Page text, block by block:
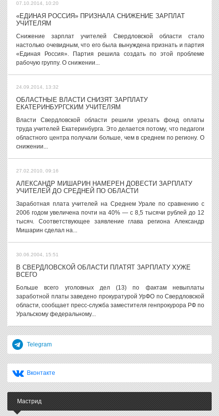
07.10.2014, 10:20
«ЕДИНАЯ РОССИЯ» ПРИЗНАЛА СНИЖЕНИЕ ЗАРПЛАТ
УЧИТЕЛЯМ
Снижение зарплат учителей Свердловской области стало
настолько очевидным, что его была вынуждена признать и партия
«Единая Россия». Партия решила создать по этой проблеме
рабочую группу. О снижении...
24.09.2014, 13:32
ОБЛАСТНЫЕ ВЛАСТИ СНИЗЯТ ЗАРПЛАТУ
ЕКАТЕРИНБУРГСКИМ УЧИТЕЛЯМ
Власти Свердловской области решили урезать фонд оплаты
труда учителей Екатеринбурга. Это делается потому, что педагоги
областного центра получали больше, чем в среднем по региону. О
снижении...
27.02.2010, 09:16
АЛЕКСАНДР МИШАРИН НАМЕРЕН ДОВЕСТИ ЗАРПЛАТУ
УЧИТЕЛЕЙ ДО СРЕДНЕЙ ПО ОБЛАСТИ
Заработная плата учителей на Среднем Урале по сравнению с
2006 годом увеличена почти на 40% — с 8,5 тысячи рублей до 12
тысяч. Соответствующее заявление глава региона Александр
Мишарин сделал на...
30.06.2004, 15:51
В СВЕРДЛОВСКОЙ ОБЛАСТИ ПЛАТЯТ ЗАРПЛАТУ ХУЖЕ
ВСЕГО
Больше всего уголовных дел (13) по фактам невыплаты
заработной платы заведено прокуратурой УрФО по Свердловской
области, сообщает пресс-служба заместителя генпрокурора РФ по
Уральскому федеральному...
Telegram
Вконтакте
Мастрид